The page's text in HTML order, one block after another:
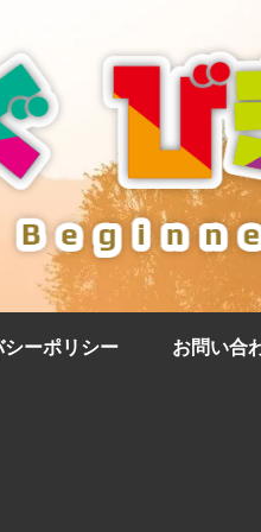
シーポリシー お問い合